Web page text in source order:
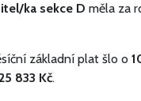
ka sekce D měla za
základní plat šlo o
833 Kč.